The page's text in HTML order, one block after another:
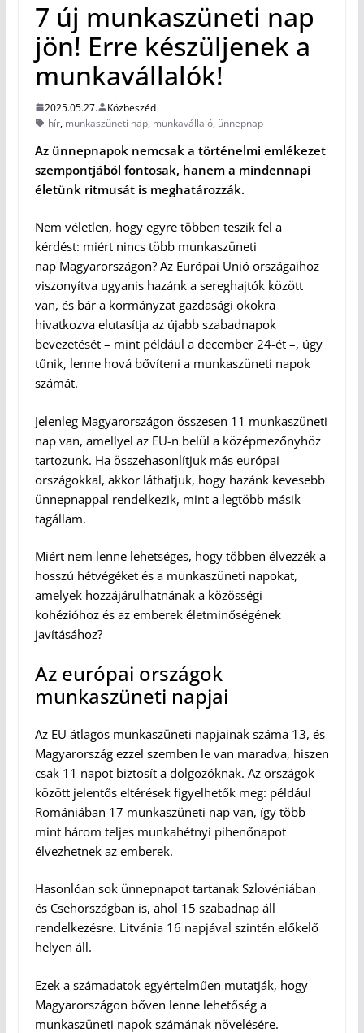
7 új munkaszüneti nap
jön! Erre készüljenek a
munkavállalók!
2025.05.27.
Közbeszéd
hír, munkaszüneti nap, munkavállaló, ünnepnap
Az ünnepnapok nemcsak a történelmi emlékezet
szempontjából fontosak, hanem a mindennapi
életünk ritmusát is meghatározzák.
Nem véletlen, hogy egyre többen teszik fel a
kérdést: miért nincs több munkaszüneti
nap Magyarországon? Az Európai Unió országaihoz
viszonyítva ugyanis hazánk a sereghajtók között
van, és bár a kormányzat gazdasági okokra
hivatkozva elutasítja az újabb szabadnapok
bevezetését – mint például a december 24-ét –, úgy
tűnik, lenne hová bővíteni a munkaszüneti napok
számát.
Jelenleg Magyarországon összesen 11 munkaszüneti
nap van, amellyel az EU-n belül a középmezőnyhöz
tartozunk. Ha összehasonlítjuk más európai
országokkal, akkor láthatjuk, hogy hazánk kevesebb
ünnepnappal rendelkezik, mint a legtöbb másik
tagállam.
Miért nem lenne lehetséges, hogy többen élvezzék a
hosszú hétvégéket és a munkaszüneti napokat,
amelyek hozzájárulhatnának a közösségi
kohézióhoz és az emberek életminőségének
javításához?
Az európai országok
munkaszüneti napjai
Az EU átlagos munkaszüneti napjainak száma 13, és
Magyarország ezzel szemben le van maradva, hiszen
csak 11 napot biztosít a dolgozóknak. Az országok
között jelentős eltérések figyelhetők meg: például
Romániában 17 munkaszüneti nap van, így több
mint három teljes munkahétnyi pihenőnapot
élvezhetnek az emberek.
Hasonlóan sok ünnepnapot tartanak Szlovéniában
és Csehországban is, ahol 15 szabadnap áll
rendelkezésre. Litvánia 16 napjával szintén előkelő
helyen áll.
Ezek a számadatok egyértelműen mutatják, hogy
Magyarországon bőven lenne lehetőség a
munkaszüneti napok számának növelésére.